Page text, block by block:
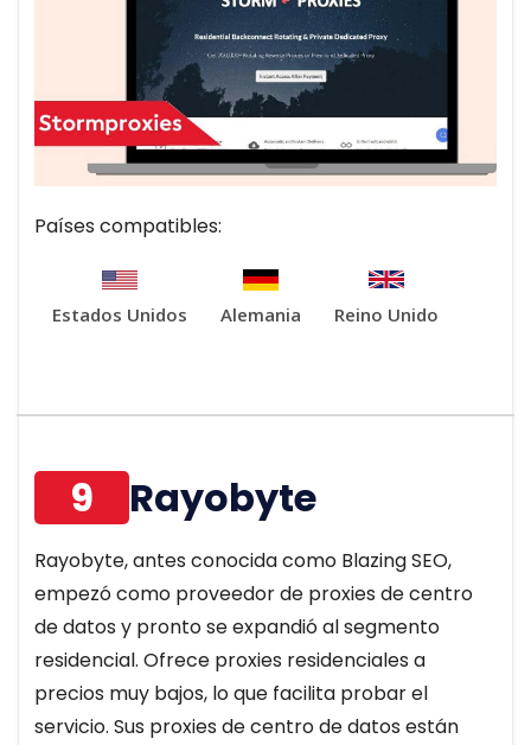
Países compatibles:
Estados Unidos Alemania Reino Unido
9 Rayobyte
Rayobyte, antes conocida como Blazing SEO,
empezó como proveedor de proxies de centro
de datos y pronto se expandió al segmento
residencial. Ofrece proxies residenciales a
precios muy bajos, lo que facilita probar el
servicio. Sus proxies de centro de datos están